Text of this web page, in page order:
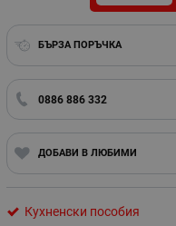
БЪРЗА ПОРЪЧКА
0886 886 332
ДОБАВИ В ЛЮБИМИ
Кухненски пособия